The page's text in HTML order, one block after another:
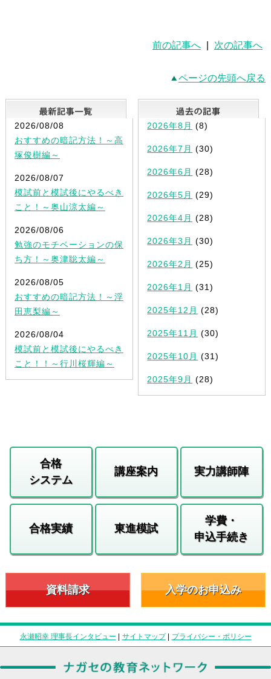
前の記事へ 次の記事へ
ページの先頭へ戻る
最新記事一覧
2026/08/08
おすすめの暗記方法！～高
塚俊樹編～
2026/08/07
模試前と模試後にやるべき
こと！～奥山涼太編～
2026/08/06
勉強のモチベーションの保
ち方！～奥津聡太編～
2026/08/05
おすすめの暗記方法！～浮
田恵梨編～
2026/08/04
模試前と模試後にやるべき
こと！！～行川桜輝編～
2026年8月 (8)
2026年7月 (30)
2026年6月 (28)
2026年5月 (29)
2026年4月 (28)
2026年3月 (30)
2026年2月 (25)
2026年1月 (31)
2025年12月 (28)
2025年11月 (30)
2025年10月 (31)
2025年9月 (28)
合格
システム
講座案内 実力講師陣
合格実績 東進模試
学費・
申込手続き
資料請求 入学のお申込み
永瀬昭幸 理事長インタビュー | サイトマップ| プライバシー・ポリシー